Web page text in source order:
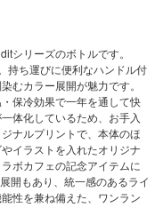
シリーズのボトルです。
持ち運びに便利なハンドル付
むカラー展開が魅力です。
保冷効果で一年を通して快
体化しているため、お手入
ナルプリントで、本体のほ
イラストを入れたオリジナ
ボカフェの記念アイテムに
開もあり、統一感のあるライ
性を兼ね備えた、ワンラン